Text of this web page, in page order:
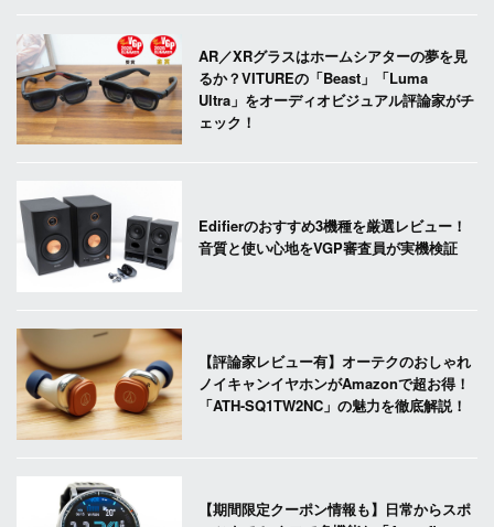
AR／XRグラスはホームシアターの夢を見
るか？VITUREの「Beast」「Luma
Ultra」をオーディオビジュアル評論家がチ
ェック！
Edifierのおすすめ3機種を厳選レビュー！
音質と使い心地をVGP審査員が実機検証
【評論家レビュー有】オーテクのおしゃれ
ノイキャンイヤホンがAmazonで超お得！
「ATH-SQ1TW2NC」の魅力を徹底解説！
【期間限定クーポン情報も】日常からスポ